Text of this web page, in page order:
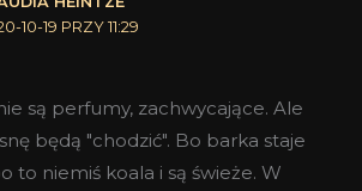
10-19 PRZY 11:29
są perfumy, zachwycające. Ale
będą "chodzić". Bo barka staje
to niemiś koala i są świeże. W